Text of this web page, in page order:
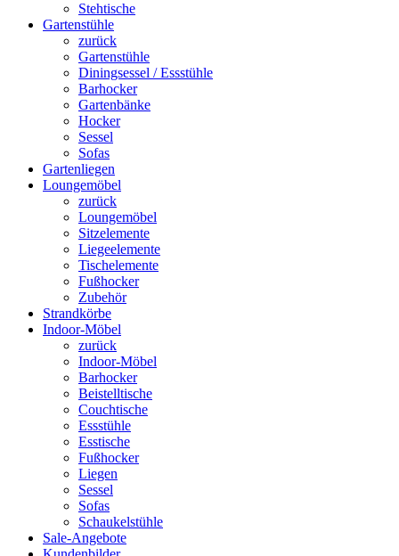
Stehtische
Gartenstühle
zurück
Gartenstühle
Diningsessel / Essstühle
Barhocker
Gartenbänke
Hocker
Sessel
Sofas
Gartenliegen
Loungemöbel
zurück
Loungemöbel
Sitzelemente
Liegeelemente
Tischelemente
Fußhocker
Zubehör
Strandkörbe
Indoor-Möbel
zurück
Indoor-Möbel
Barhocker
Beistelltische
Couchtische
Essstühle
Esstische
Fußhocker
Liegen
Sessel
Sofas
Schaukelstühle
Sale-Angebote